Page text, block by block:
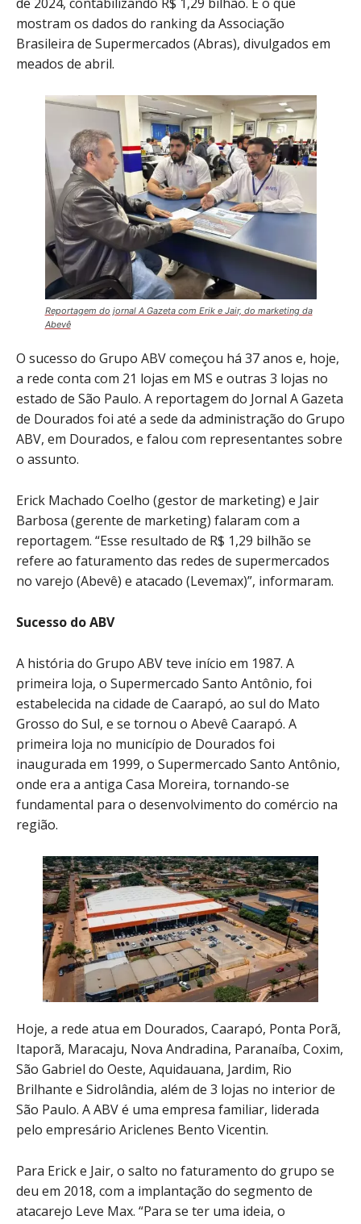
mostram os dados do ranking da Associação
Brasileira de Supermercados (Abras), divulgados em
meados de abril.
Reportagem do jornal A Gazeta com Erik e Jair, do marketing da
Abevê
O sucesso do Grupo ABV começou há 37 anos e, hoje,
a rede conta com 21 lojas em MS e outras 3 lojas no
estado de São Paulo. A reportagem do Jornal A Gazeta
de Dourados foi até a sede da administração do Grupo
ABV, em Dourados, e falou com representantes sobre
o assunto.
Erick Machado Coelho (gestor de marketing) e Jair
Barbosa (gerente de marketing) falaram com a
reportagem. “Esse resultado de R$ 1,29 bilhão se
refere ao faturamento das redes de supermercados
no varejo (Abevê) e atacado (Levemax)”, informaram.
Sucesso do ABV
A história do Grupo ABV teve início em 1987. A
primeira loja, o Supermercado Santo Antônio, foi
estabelecida na cidade de Caarapó, ao sul do Mato
Grosso do Sul, e se tornou o Abevê Caarapó. A
primeira loja no município de Dourados foi
inaugurada em 1999, o Supermercado Santo Antônio,
onde era a antiga Casa Moreira, tornando-se
fundamental para o desenvolvimento do comércio na
região.
Hoje, a rede atua em Dourados, Caarapó, Ponta Porã,
Itaporã, Maracaju, Nova Andradina, Paranaíba, Coxim,
São Gabriel do Oeste, Aquidauana, Jardim, Rio
Brilhante e Sidrolândia, além de 3 lojas no interior de
São Paulo. A ABV é uma empresa familiar, liderada
pelo empresário Ariclenes Bento Vicentin.
Para Erick e Jair, o salto no faturamento do grupo se
deu em 2018, com a implantação do segmento de
atacarejo Leve Max. “Para se ter uma ideia, o